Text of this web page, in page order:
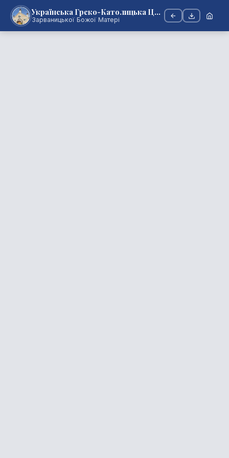
Українська Греко-Католицька Церква
Зарваницької Божої Матері